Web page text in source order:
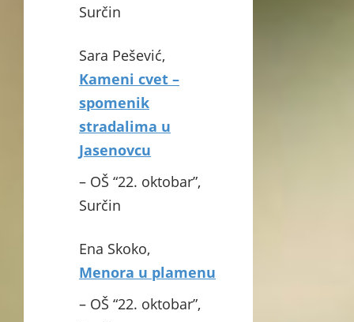
Surčin
Sara Pešević,
Kameni cvet –
spomenik
stradalima u
Jasenovcu
– OŠ “22. oktobar”,
Surčin
Ena Skoko,
Menora u plamenu
– OŠ “22. oktobar”,